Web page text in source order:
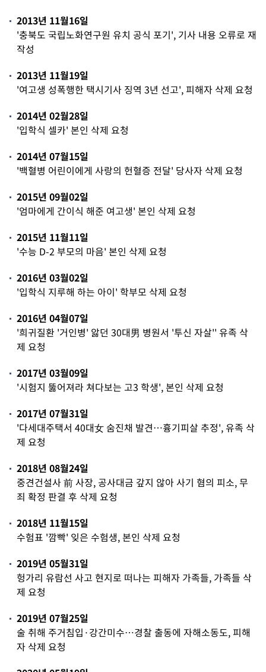
2013년 11월16일
'충북도 국립노화연구원 유치 공식 포기', 기사 내용 오류로 재
작성
2013년 11월19일
'여고생 성폭행한 택시기사 징역 3년 선고', 피해자 삭제 요청
2014년 02월28일
'입학식 셀카' 본인 삭제 요청
2014년 07월15일
'백혈병 어린이에게 사랑의 헌혈증 전달' 당사자 삭제 요청
2015년 09월02일
'엄마에게 간이식 해준 여고생' 본인 삭제 요청
2015년 11월11일
'수능 D-2 부모의 마음' 본인 삭제 요청
2016년 03월02일
'입학식 지루해 하는 아이' 학부모 삭제 요청
2016년 04월07일
'희귀질환 '거인병' 앓던 30대男 병원서 '투신 자살'' 유족 삭
제 요청
2017년 03월09일
'시험지 뚫어져라 쳐다보는 고3 학생', 본인 삭제 요청
2017년 07월31일
'다세대주택서 40대女 숨진채 발견…흉기피살 추정', 유족 삭
제 요청
2018년 08월24일
중견건설사 前 사장, 공사대금 갚지 않아 사기 혐의 피소, 무
죄 확정 판결 후 삭제 요청
2018년 11월15일
수험표 '깜빡' 잊은 수험생, 본인 삭제 요청
2019년 05월31일
헝가리 유람선 사고 현지로 떠나는 피해자 가족들, 가족들 삭
제 요청
2019년 07월25일
술 취해 주거침입·강간미수…경찰 출동에 자해소동도, 피해
자 삭제 요청